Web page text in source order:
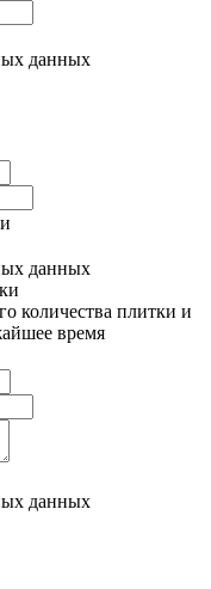
данных
данных
количества плитки и
время
данных